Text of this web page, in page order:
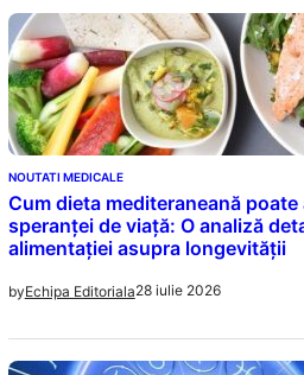
NOUTATI MEDICALE
Cum dieta mediteraneană poate
speranței de viață: O analiză
alimentației asupra longevității
byEchipa Editoriala28 iulie 2026